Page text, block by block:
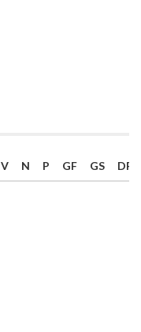
V N P GF GS DR